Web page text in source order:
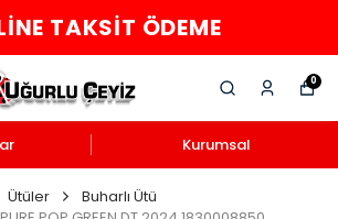
TAKSIT ÖDEME
0
Kurumsal
Ütüler
Buharlı Ütü